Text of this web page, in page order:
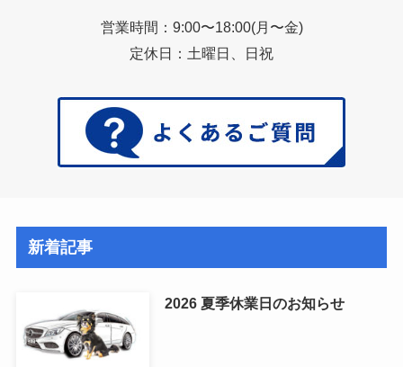
営業時間：9:00〜18:00(月〜金)
定休日：土曜日、日祝
新着記事
2026 夏季休業日のお知らせ